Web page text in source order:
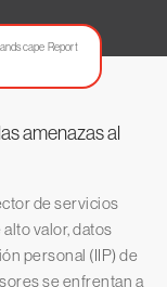
amenazas al
de servicios
valor, datos
personal (IIP) de
se enfrentan a